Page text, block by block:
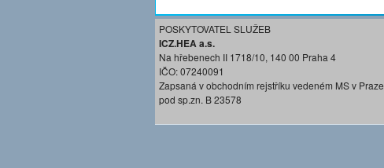
POSKYTOVATEL SLUŽEB
ICZ.HEA a.s.
Na hřebenech II 1718/10, 140 00 Praha 4
IČO: 07240091
Zapsaná v obchodním rejstříku vedeném MS v Praze
pod sp.zn. B 23578